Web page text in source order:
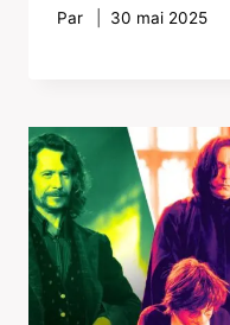
Par 30 mai 2025